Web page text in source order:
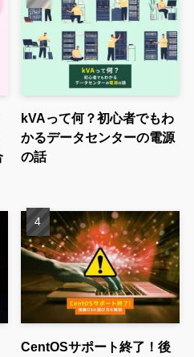
kVAって何？初心者でもわ
かるデータセンターの電源
の話
CentOSサポート終了！後